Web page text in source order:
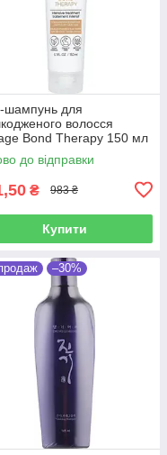
шампунь для
волосся
Bond Therapy 150 мл
до відправки
₴ 983 ₴
Купити
–30%